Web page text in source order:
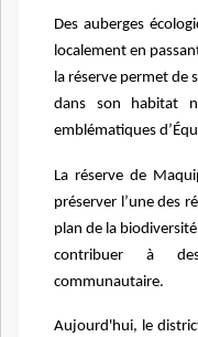
Des auberges
localement en
la réserve permet de
dans son habitat
emblématiques
La réserve de
préserver l’une des
plan de la
contribuer à
communautaire.
Aujourd'hui, le